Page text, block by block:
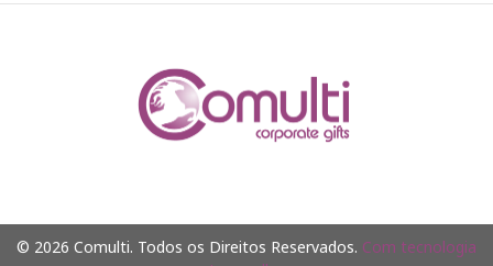
© 2026 Comulti. Todos os Direitos Reservados. Com tecnologia